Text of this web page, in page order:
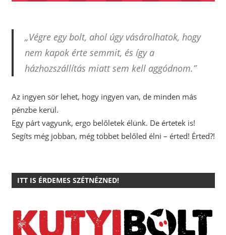
„Végre egy bolt, ahol úgy vásárolhatok, hogy
nem kapok érte semmit, és így a
házhozszállítás miatt sem kell aggódnom.”
Az ingyen sör lehet, hogy ingyen van, de minden más
pénzbe kerül.
Egy párt vagyunk, ergo belőletek élünk. De értetek is!
Segíts még jobban, még többet belőled élni – érted! Érted?!
ITT IS ÉRDEMES SZÉTNÉZNED!